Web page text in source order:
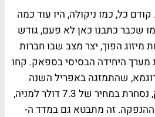
לא הכל באשמת ה-SEC. קודם כל, כמו ניקולה, היו עוד כמה
שכבר כתבנו כאן לא פעם, גודש
מיזוג הפוך, יצר מצב שבו חברות
מערך היחידה הבסיסי בספאק. קחו
שהתמזגה באפריל השנה
והחלה להיסחר בנאסד"ק, נסחרת במחיר של 7.3 דולר למניה,
ההנפקה. זה מתבטא גם במדד ה-